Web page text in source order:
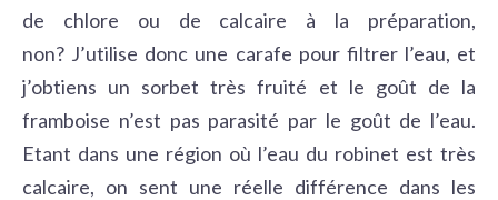
de chlore ou de calcaire à la préparation,
non? J’utilise donc une carafe pour filtrer l’eau, et
j’obtiens un sorbet très fruité et le goût de la
framboise n’est pas parasité par le goût de l’eau.
Etant dans une région où l’eau du robinet est très
calcaire, on sent une réelle différence dans les